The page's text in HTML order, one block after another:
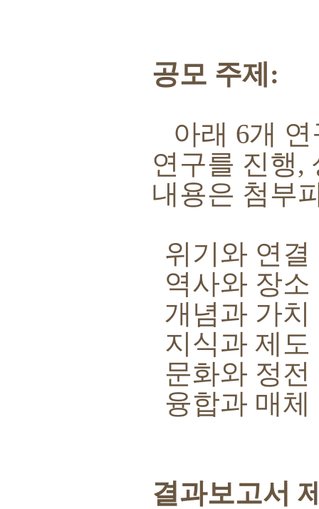
공모 주제:
아래 6개
연구를 진행,
내용은 첨부
위기와 연결
역사와 장소
개념과 가치
지식과 제도
문화와 정전
융합과 매체
결과보고서